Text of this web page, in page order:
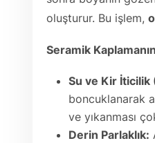
oluşturur. Bu işlem,
Seramik
Su ve Kir
boncuklanarak
ve yıkanması
Derin Parlaklık: